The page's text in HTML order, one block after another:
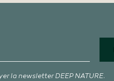
la newsletter DEEP NATURE.